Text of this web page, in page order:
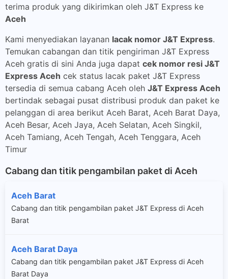
terima produk yang dikirimkan oleh J&T Express ke
Aceh
Kami menyediakan layanan lacak nomor J&T Express.
Temukan cabangan dan titik pengiriman J&T Express
Aceh gratis di sini Anda juga dapat cek nomor resi J&T
Express Aceh cek status lacak paket J&T Express
tersedia di semua cabang Aceh oleh J&T Express Aceh
bertindak sebagai pusat distribusi produk dan paket ke
pelanggan di area berikut Aceh Barat, Aceh Barat Daya,
Aceh Besar, Aceh Jaya, Aceh Selatan, Aceh Singkil,
Aceh Tamiang, Aceh Tengah, Aceh Tenggara, Aceh
Timur
Cabang dan titik pengambilan paket di Aceh
Aceh Barat
Cabang dan titik pengambilan paket J&T Express di Aceh
Barat
Aceh Barat Daya
Cabang dan titik pengambilan paket J&T Express di Aceh
Barat Daya